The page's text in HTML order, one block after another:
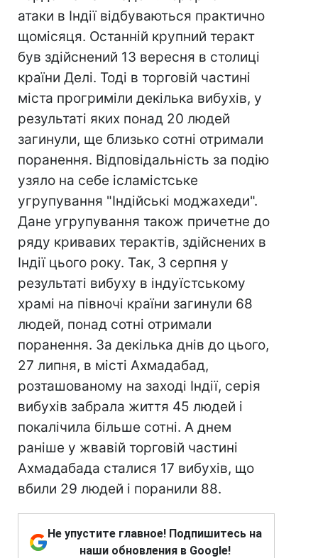
атаки в Індії відбуваються практично
щомісяця. Останній крупний теракт
був здійснений 13 вересня в столиці
країни Делі. Тоді в торговій частині
міста прогриміли декілька вибухів, у
результаті яких понад 20 людей
загинули, ще близько сотні отримали
поранення. Відповідальність за подію
узяло на себе ісламістське
угрупування "Індійські моджахеди".
Дане угрупування також причетне до
ряду кривавих терактів, здійснених в
Індії цього року. Так, 3 серпня у
результаті вибуху в індуїстському
храмі на півночі країни загинули 68
людей, понад сотні отримали
поранення. За декілька днів до цього,
27 липня, в місті Ахмадабад,
розташованому на заході Індії, серія
вибухів забрала життя 45 людей і
покалічила більше сотні. А днем
раніше у жвавій торговій частині
Ахмадабада сталися 17 вибухів, що
вбили 29 людей і поранили 88.
Не упустите главное! Подпишитесь на
наши обновления в Google!